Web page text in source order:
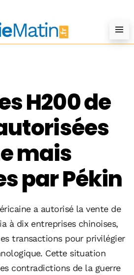
H200 de
mais
par Pékin
a autorisé la vente de
à dix entreprises chinoises,
transactions pour privilégier
Cette situation
contradictions de la guerre